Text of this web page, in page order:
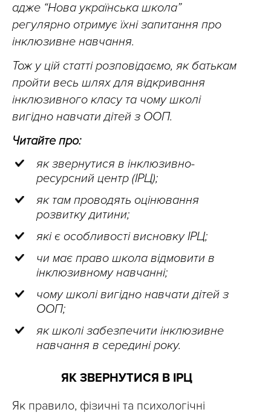
адже “Нова українська школа”
регулярно отримує їхні запитання про
інклюзивне навчання.
Тож у цій статті розповідаємо, як батькам
пройти весь шлях для відкривання
інклюзивного класу та чому школі
вигідно навчати дітей з ООП.
Читайте про:
як звернутися в інклюзивно-
ресурсний центр (ІРЦ);
як там проводять оцінювання
розвитку дитини;
які є особливості висновку ІРЦ;
чи має право школа відмовити в
інклюзивному навчанні;
чому школі вигідно навчати дітей з
ООП;
як школі забезпечити інклюзивне
навчання в середині року.
ЯК ЗВЕРНУТИСЯ В ІРЦ
Як правило, фізичні та психологічні